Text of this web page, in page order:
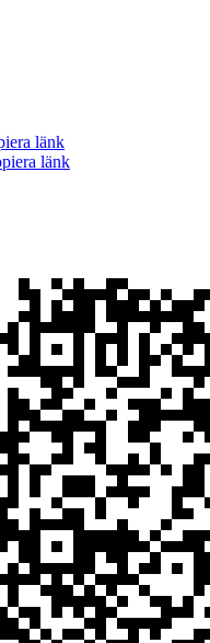
länk
länk